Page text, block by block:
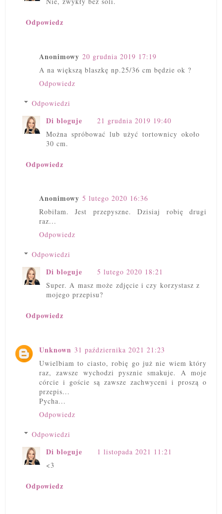
Odpowiedz
Anonimowy 20 grudnia 2019 17:19
A na większą blaszkę np.25/36 cm będzie ok ?
Odpowiedz
Odpowiedzi
Di bloguje
21 grudnia 2019 19:40
Można spróbować lub użyć tortownicy około
30 cm.
Odpowiedz
Anonimowy 5 lutego 2020 16:36
Robiłam. Jest przepyszne. Dzisiaj robię drugi
raz...
Odpowiedz
Odpowiedzi
Di bloguje
5 lutego 2020 18:21
Super. A masz może zdjęcie i czy korzystasz z
mojego przepisu?
Odpowiedz
Unknown 31 października 2021 21:23
Uwielbiam to ciasto, robię go już nie wiem który
raz, zawsze wychodzi pysznie smakuje. A moje
córcie i goście są zawsze zachwyceni i proszą o
przepis...
Pycha...
Odpowiedz
Odpowiedzi
Di bloguje
1 listopada 2021 11:21
<3
Odpowiedz